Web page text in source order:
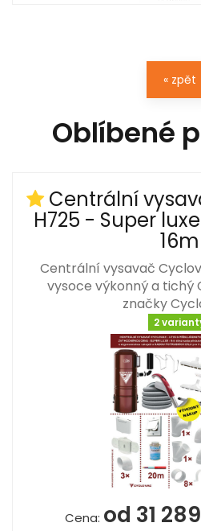
« zpět
Oblíbené
Centrální
H725 - Super
16m
Centrální vysavač
vysoce výkonný a tichý
značky
2
Cena: od 31